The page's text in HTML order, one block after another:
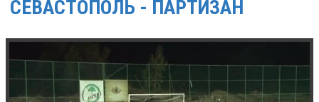
СЕВАСТОПОЛЬ - ПАРТИЗАН